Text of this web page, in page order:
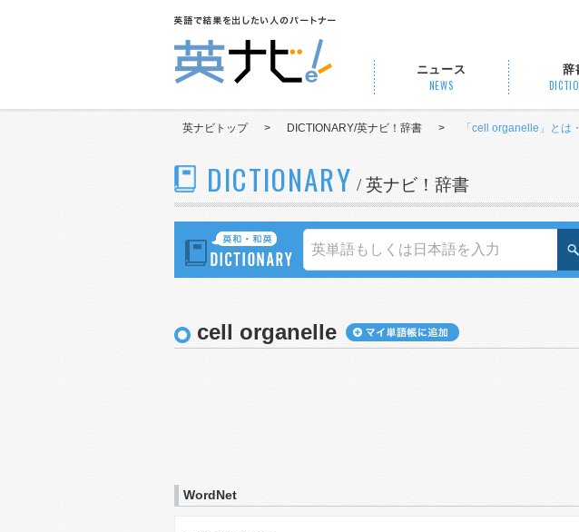
ニュース
NEWS
辞
英ナビトップ > DICTIONARY/英ナビ！辞書 > 「cell organelle」とは
DICTIONARY / 英ナビ！辞書
cell organelle
WordNet